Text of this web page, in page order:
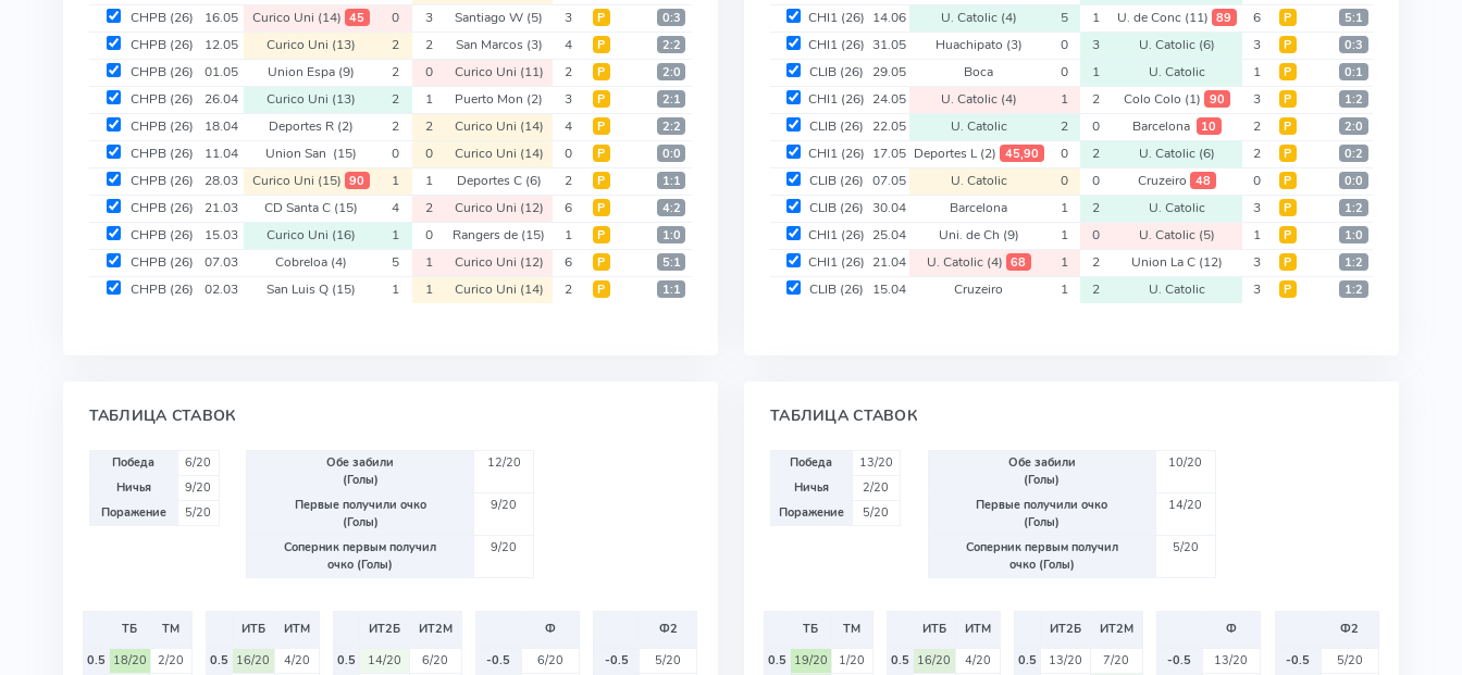
CHPB (26) 16.05 Curico Uni (14) 45 0 3 Santiago W (5) 3 Р 0:3
CHPB (26) 12.05 Curico Uni (13) 2 2 San Marcos (3) 4 Р 2:2
CHPB (26) 01.05 Union Espa (9) 2 0 Curico Uni (11) 2 Р 2:0
CHPB (26) 26.04 Curico Uni (13) 2 1 Puerto Mon (2) 3 Р 2:1
CHPB (26) 18.04 Deportes R (2) 2 2 Curico Uni (14) 4 Р 2:2
CHPB (26) 11.04 Union San (15) 0 0 Curico Uni (14) 0 Р 0:0
CHPB (26) 28.03 Curico Uni (15) 90 1 1 Deportes C (6) 2 Р 1:1
CHPB (26) 21.03 CD Santa C (15) 4 2 Curico Uni (12) 6 Р 4:2
CHPB (26) 15.03 Curico Uni (16) 1 0 Rangers de (15) 1 Р 1:0
CHPB (26) 07.03 Cobreloa (4) 5 1 Curico Uni (12) 6 Р 5:1
CHPB (26) 02.03 San Luis Q (15) 1 1 Curico Uni (14) 2 Р 1:1
ТАБЛИЦА СТАВОК
Победа
6/20
Ничья
9/20
Поражение
5/20
Обе забили
(Голы)
12/20
Первые получили очко
(Голы)
9/20
Соперник первым получил
очко (Голы)
9/20
ТБ
ТМ
0.5 18/20
2/20
ИТБ
ИТМ
0.5 16/20
4/20
ИТ2Б
ИТ2М
0.5
14/20
6/20
Ф
-0.5
6/20
Ф2
-0.5
5/20
CHI1 (26) 14.06 U. Catolic (4) 5 1 U. de Conc (11) 89 6 Р 5:1
CHI1 (26) 31.05 Huachipato (3) 0 3 U. Catolic (6) 3 Р 0:3
CLIB (26) 29.05 Boca 0 1 U. Catolic 1 Р 0:1
CHI1 (26) 24.05 U. Catolic (4) 1 2 Colo Colo (1) 90 3 Р 1:2
CLIB (26) 22.05 U. Catolic 2 0 Barcelona 10 2 Р 2:0
CHI1 (26) 17.05 Deportes L(2) 45,90 0 2 U. Catolic (6) 2 Р 0:2
CLIB (26) 07.05 U. Catolic 0 0 Cruzeiro 48 0 Р 0:0
CLIB (26) 30.04 Barcelona 1 2 U. Catolic 3 Р 1:2
CHI1 (26) 25.04 Uni. de Ch (9) 1 0 U. Catolic (5) 1 Р 1:0
CHI1 (26) 21.04 U. Catolic (4) 68 1 2 Union La C (12) 3 Р 1:2
CLIB (26) 15.04 Cruzeiro 1 2 U. Catolic 3 Р 1:2
ТАБЛИЦА СТАВОК
Победа
13/20
Ничья
2/20
Поражение
5/20
Обе забили
(Голы)
10/20
Первые получили очко
(Голы)
14/20
Соперник первым получил
очко (Голы)
5/20
ТБ
ТМ
0.5 19/20
1/20
ИТБ
ИТМ
0.5 16/20
4/20
ИТ2Б
ИТ2М
0.5
13/20
7/20
Ф
-0.5
13/20
Ф2
-0.5
5/20